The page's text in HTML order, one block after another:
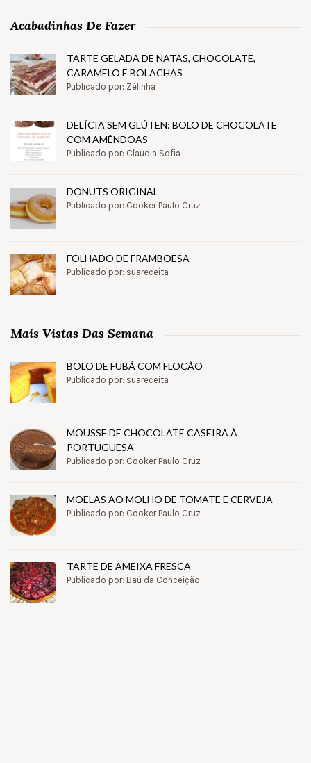
Acabadinhas De Fazer
TARTE GELADA DE NATAS, CHOCOLATE,
CARAMELO E BOLACHAS
Publicado por: Zélinha
DELÍCIA SEM GLÚTEN: BOLO DE CHOCOLATE
COM AMÊNDOAS
Publicado por: Claudia Sofia
DONUTS ORIGINAL
Publicado por: Cooker Paulo Cruz
FOLHADO DE FRAMBOESA
Publicado por: suareceita
Mais Vistas Das Semana
BOLO DE FUBÁ COM FLOCÃO
Publicado por: suareceita
MOUSSE DE CHOCOLATE CASEIRA À
PORTUGUESA
Publicado por: Cooker Paulo Cruz
MOELAS AO MOLHO DE TOMATE E CERVEJA
Publicado por: Cooker Paulo Cruz
TARTE DE AMEIXA FRESCA
Publicado por: Baú da Conceição